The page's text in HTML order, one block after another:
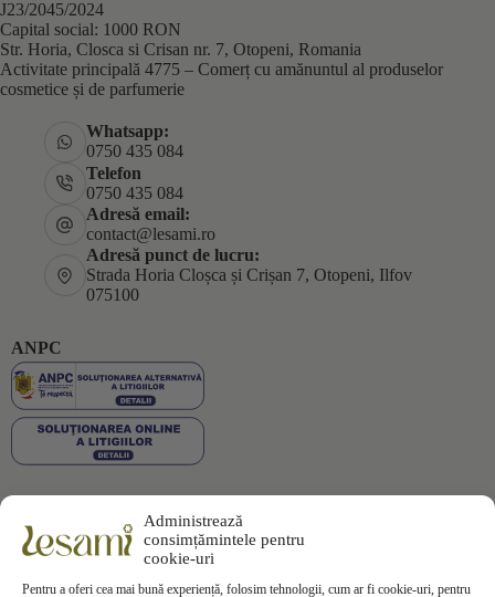
J23/2045/2024
Capital social: 1000 RON
Str. Horia, Closca si Crisan nr. 7, Otopeni, Romania
Activitate principală 4775 – Comerț cu amănuntul al produselor
cosmetice și de parfumerie
Whatsapp:
0750 435 084
Telefon
0750 435 084
Adresă email:
contact@lesami.ro
Adresă punct de lucru:
Strada Horia Cloșca și Crișan 7, Otopeni, Ilfov
075100
ANPC
Plata securizată
Administrează
consimțămintele pentru
cookie-uri
Pentru a oferi cea mai bună experiență, folosim tehnologii, cum ar fi cookie-uri, pentru